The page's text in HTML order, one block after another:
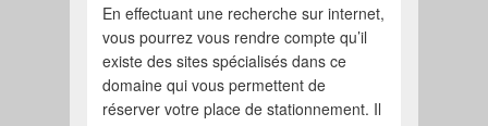
En effectuant une recherche sur internet,
vous pourrez vous rendre compte qu’il
existe des sites spécialisés dans ce
domaine qui vous permettent de
réserver votre place de stationnement. Il